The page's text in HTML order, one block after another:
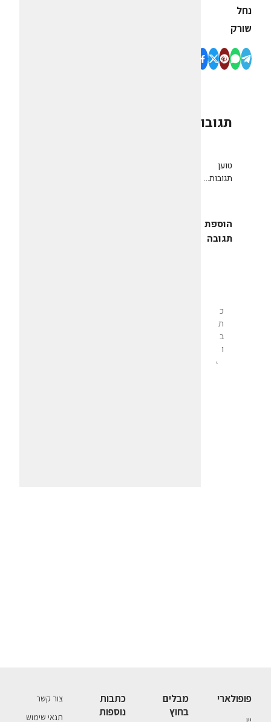
נחל
שורק
תגובות
טוען
תגובות...
הוספת
תגובה
פופולארי
מבלים
בחוץ
כתבות
נוספות
צור קשר
תנאי שימוש